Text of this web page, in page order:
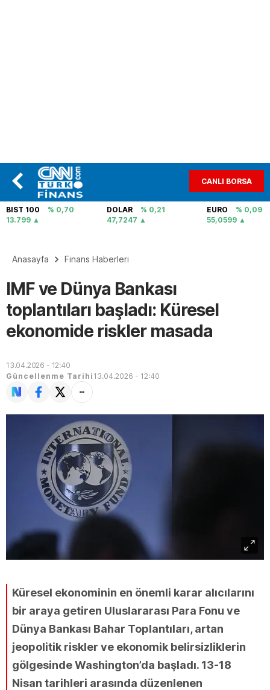
CANLI BORSA
BIST 100
% 0,70
13.799
DOLAR
% 0,21
47,7247
EURO
% 0,09
55,0599
Anasayfa Finans Haberleri
IMF ve Dünya Bankası
toplantıları başladı: Küresel
ekonomide riskler masada
13.04.2026 - 12:40
Güncellenme Tarihi 13.04.2026 - 12:40
Küresel ekonominin en önemli karar alıcılarını
bir araya getiren Uluslararası Para Fonu ve
Dünya Bankası Bahar Toplantıları, artan
jeopolitik riskler ve ekonomik belirsizliklerin
gölgesinde Washington’da başladı. 13-18
Nisan tarihleri arasında düzenlenen